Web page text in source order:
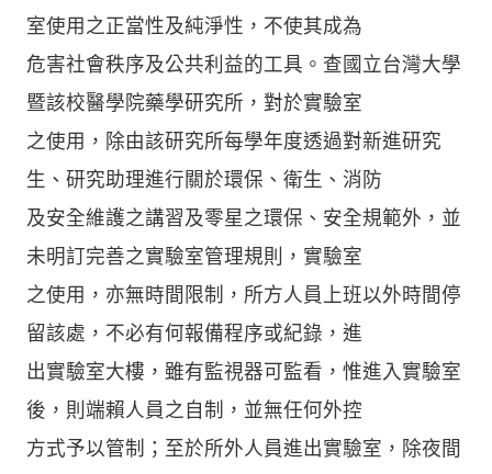
室使用之正當性及純淨性，不使其成為
危害社會秩序及公共利益的工具。查國立台灣大學
暨該校醫學院藥學研究所，對於實驗室
之使用，除由該研究所每學年度透過對新進研究
生、研究助理進行關於環保、衛生、消防
及安全維護之講習及零星之環保、安全規範外，並
未明訂完善之實驗室管理規則，實驗室
之使用，亦無時間限制，所方人員上班以外時間停
留該處，不必有何報備程序或紀錄，進
出實驗室大樓，雖有監視器可監看，惟進入實驗室
後，則端賴人員之自制，並無任何外控
方式予以管制；至於所外人員進出實驗室，除夜間